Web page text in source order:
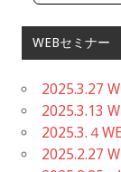
WEBセミナー
2025.3.27
2025.3.13
2025.3.４
2025.2.27